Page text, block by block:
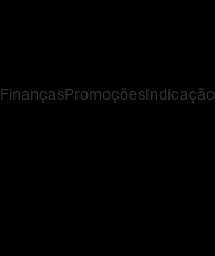
FinançasPromoçõesIndicação